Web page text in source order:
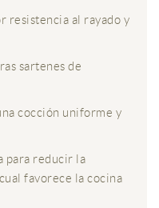
resistencia al rayado y
sartenes de
cocción uniforme y
para reducir la
favorece la cocina